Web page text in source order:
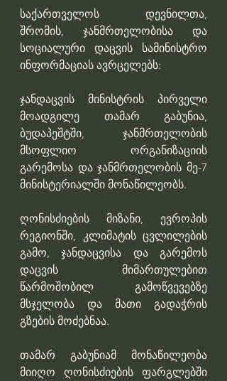
საქართველოს დევნილთა,
შრომის, ჯანმრთელობისა და
სოციალური დაცვის სამინისტრო
ინფორმაციას ავრცელებს:
ჯანდაცვის მინისტრის პირველი
მოადგილე თამარ გაბუნია,
ბუდაპეშტში, ჯანმრთელობის
მსოფლიო ორგანიზაციის
გარემოსა და ჯანმრთელობის მე-7
მინისტერიალში მონაწილეობს.
ღონისძიების მიზანი, ევროპის
რეგიონში, კლიმატის ცვლილების
გამო, ჯანდაცვისა და გარემოს
დაცვის მიმართულებით
წარმოშობილ გამოწვევებზე
მსჯელობა და მათი გადაჭრის
გზების მოძებნაა.
თამარ გაბუნიამ მონაწილეობა
მიიღო ღონისძიების ფარგლებში